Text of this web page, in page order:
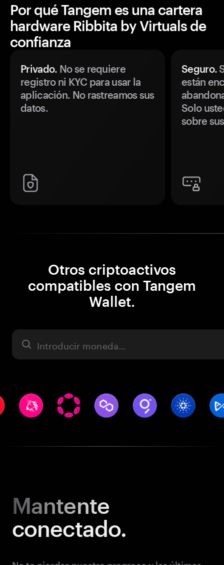
Por qué Tangem es una cartera
hardware Ribbita by Virtuals de
confianza
Privado. No se requiere
registro ni KYC para usar la
aplicación. No rastreamos sus
datos.
Seguro.
están
Solo
sobre
Otros criptoactivos
compatibles con Tangem
Wallet.
Activo
Mantente
conectado.